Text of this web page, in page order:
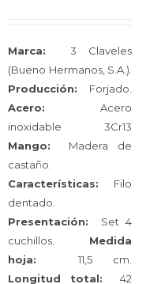
Marca: 3 Claveles
(Bueno Hermanos, S.A.).
Producción: Forjado.
Acero: Acero
inoxidable 3Cr13
Mango: Madera de
castaño.
Características: Filo
dentado.
Presentación: Set 4
cuchillos. Medida
hoja: 11,5 cm.
Longitud total: 42